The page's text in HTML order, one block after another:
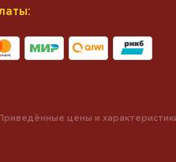
Приведённые цены и